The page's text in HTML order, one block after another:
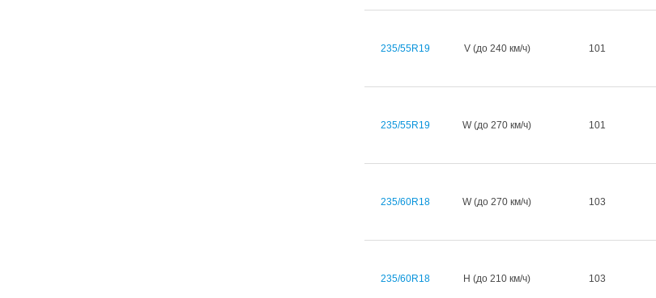
235/55R19 V (до 240 км/ч) 101
235/55R19 W (до 270 км/ч) 101
235/60R18 W (до 270 км/ч) 103
235/60R18 H (до 210 км/ч) 103